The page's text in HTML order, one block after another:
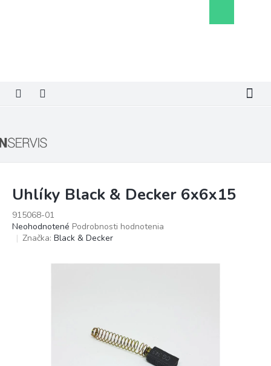
košík
Uhlíky Black & Decker 6x6x15
915068-01
Priemerné
hodnotenie
Neohodnotené Podrobnosti hodnotenia
Značka: Black & Decker